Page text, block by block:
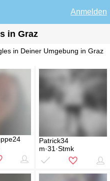
Anmelden
in Graz
in Deiner Umgebung in Graz
Patrick34
m·31·Stmk